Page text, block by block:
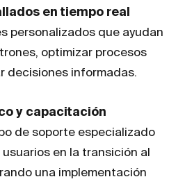
en tiempo real
personalizados que ayudan
optimizar procesos
decisiones informadas.
y capacitación
de soporte especializado
en la transición al
una implementación